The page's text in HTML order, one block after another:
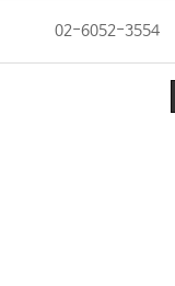
02-6052-3554